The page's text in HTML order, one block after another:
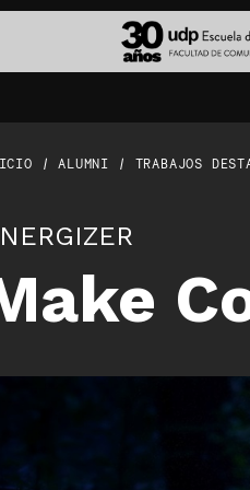
Trabajos destacados
/ ALUMNI / TRABAJOS